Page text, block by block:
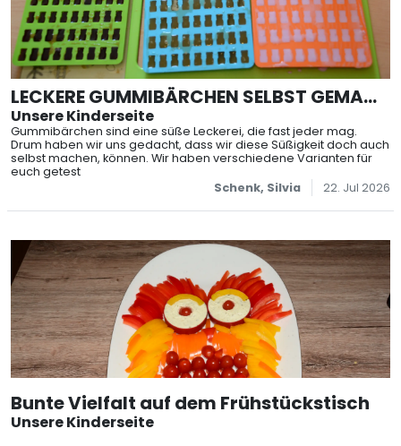
LECKERE GUMMIBÄRCHEN SELBST GEMACH
T
Unsere Kinderseite
Gummibärchen sind eine süße Leckerei, die fast jeder mag.
Drum haben wir uns gedacht, dass wir diese Süßigkeit doch auch
selbst machen, können. Wir haben verschiedene Varianten für
euch getest
Schenk, Silvia
22. Jul 2026
Bunte Vielfalt auf dem Frühstückstisch
Unsere Kinderseite